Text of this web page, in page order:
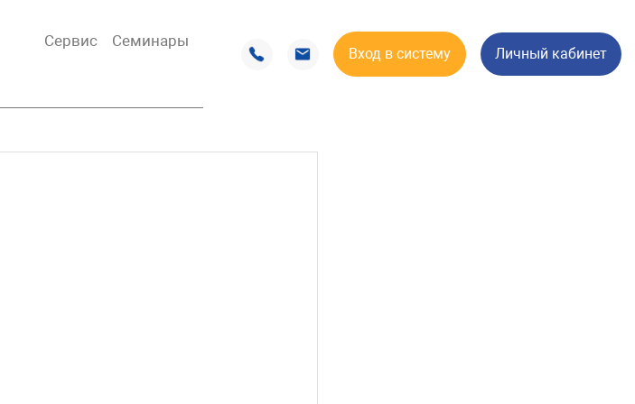
Сервис Семинары
Вход в систему Личный кабинет